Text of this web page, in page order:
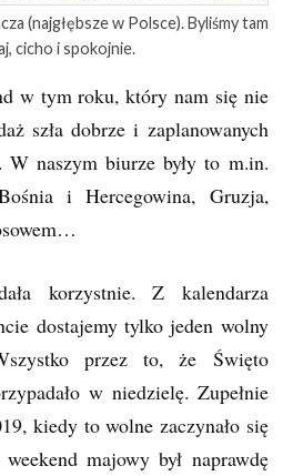
(najgłębsze w Polsce). Byliśmy tam
cicho i spokojnie.
w tym roku, który nam się nie
szła dobrze i zaplanowanych
W naszym biurze były to m.in.
i Hercegowina, Gruzja,
korzystnie. Z kalendarza
dostajemy tylko jeden wolny
przez to, że Święto
w niedzielę. Zupełnie
kiedy to wolne zaczynało się
majowy był naprawdę